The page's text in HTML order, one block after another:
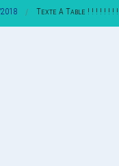
Texte A Table ! ! ! ! ! ! ! !